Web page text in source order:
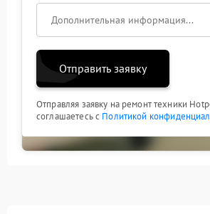
Отправить заявку
Отправляя заявку на ремонт техники
соглашаетесь с Политикой